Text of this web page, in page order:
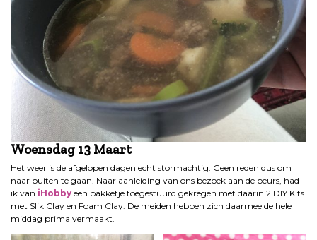
Woensdag 13 Maart
Het weer is de afgelopen dagen echt stormachtig. Geen reden dus om
naar buiten te gaan. Naar aanleiding van ons bezoek aan de beurs, had
ik van iHobby een pakketje toegestuurd gekregen met daarin 2 DIY Kits
met Slik Clay en Foam Clay. De meiden hebben zich daarmee de hele
middag prima vermaakt.